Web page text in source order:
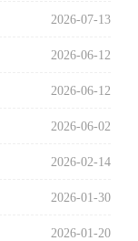
2026-07-13
2026-06-12
2026-06-12
2026-06-02
2026-02-14
2026-01-30
2026-01-20